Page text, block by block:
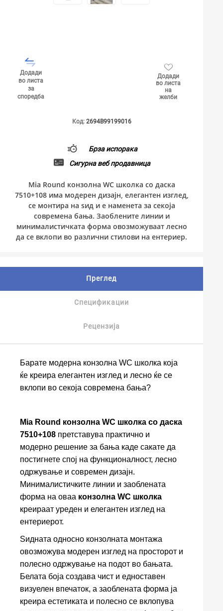
Додади
во листа
за
споредба
Додади
во листа
на
желби
Код: 2694B99199016
Брза испорака
Сигурна веб продавница
Mia Round конзолна WC школка со даска
7510+108 има модерен дизајн, елегантен изглед,
се монтира на ѕид и е наменета за секоја
современа бања. Заоблените линии и
минималистичката форма овозможуваат лесно
да се вклопи во различни стилови на ентериер.
Преглед
Спецификации
Рецензија
Барате модерна конзолна WC школка која
ќе креира елегантен изглед и лесно ќе се
вклопи во секоја современа бања?
Mia Round конзолна WC школка со даска
7510+108 претставува практично и
модерно решение за бања каде сакате да
постигнете спој на функционалност, лесно
одржување и современ дизајн.
Минималистичките линии и заоблената
форма на оваа конзолна WC школка
креираат уреден и елегантен изглед на
ентериерот.
Ѕидната односно конзолната монтажа
овозможува модерен изглед на просторот и
полесно одржување на подот во бањата.
Белата боја создава чист и едноставен
визуелен впечаток, а заоблената форма ја
креира естетиката и полесно се вклопува